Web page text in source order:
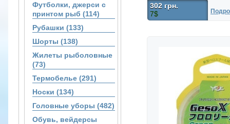
Футболки, джерси с
принтом рыб (114)
Рубашки (133)
Шорты (138)
Жилеты рыболовные
(73)
Термобелье (291)
Носки (134)
Головные уборы (482)
Обувь, вейдерсы
302 грн.
7$